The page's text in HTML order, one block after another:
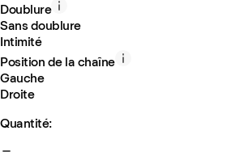
Doublure
Sans doublure
Intimité
Position de la chaîne
Gauche
Droite
Quantité: